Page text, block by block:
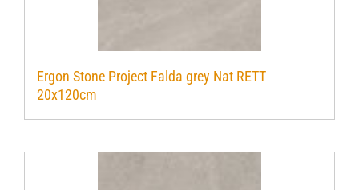
Ergon Stone Project Falda grey Nat RETT
20x120cm